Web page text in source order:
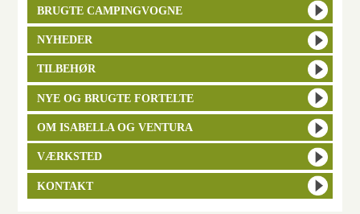
BRUGTE CAMPINGVOGNE
NYHEDER
TILBEHØR
NYE OG BRUGTE FORTELTE
OM ISABELLA OG VENTURA
VÆRKSTED
KONTAKT